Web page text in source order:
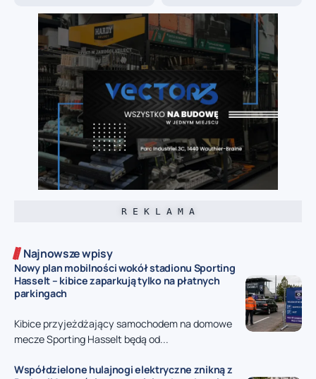
R E K L A M A
Najnowsze wpisy
Nowy plan mobilności wokół stadionu Sporting
Hasselt – kibice zaparkują tylko na płatnych
parkingach
Kibice przyjeżdżający samochodem na domowe
mecze Sporting Hasselt będą od...
Współdzielone hulajnogi elektryczne znikną z